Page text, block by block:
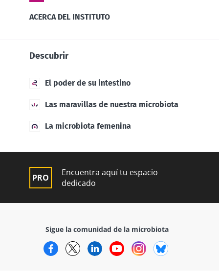
ACERCA DEL INSTITUTO
Descubrir
El poder de su intestino
Las maravillas de nuestra microbiota
La microbiota femenina
Encuentra aquí tu espacio
dedicado
Sigue la comunidad de la microbiota
FacebookTwitterLinkedInYouTubeInstagram